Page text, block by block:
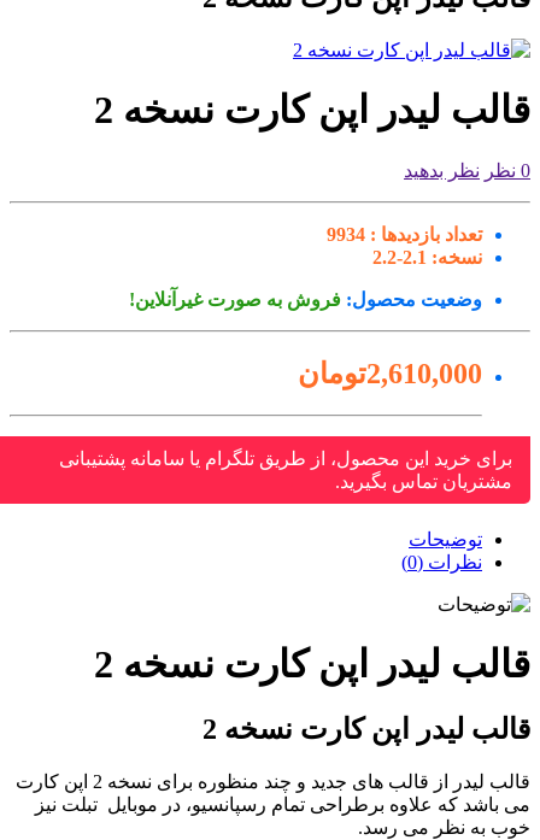
لیدر اپن کارت نسخه 2
نظر بدهید
تعداد بازدیدها : 9934
نسخه: 2.1-2.2
وضعیت محصول:فروش به صورت غیرآنلاین!
2,610,000تومان
برای خرید این محصول، از طریق تلگرام یا سامانه پشتیبانی
مشتریان تماس بگیرید.
توضیحات
نظرات (0)
لیدر اپن کارت نسخه 2
لیدر اپن کارت نسخه 2
قالب لیدر از قالب های جدید و چند منظوره برای نسخه 2 اپن کارت
باشد که علاوه برطراحی تمام رسپانسیو، در موبایل تبلت نیز
به نظر می رسد.